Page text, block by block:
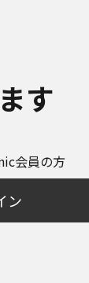
す
会員の方
ン